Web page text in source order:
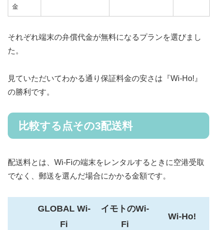
金
それぞれ端末の弁償代金が無料になるプランを選びまし
た。
見ていただいてわかる通り保証料金の安さは『Wi-Ho!』
の勝利です。
比較する点その3配送料
配送料とは、Wi-Fiの端末をレンタルするときに空港受取
でなく、郵送を選んだ場合にかかる金額です。
GLOBAL Wi-
Fi
イモトのWi-
Fi
Wi-Ho!